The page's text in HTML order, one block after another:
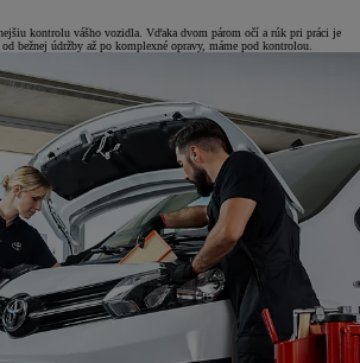
kontrolu vášho vozidla. Vďaka dvom párom očí a rúk pri práci je
bežnej údržby až po komplexné opravy, máme pod kontrolou.